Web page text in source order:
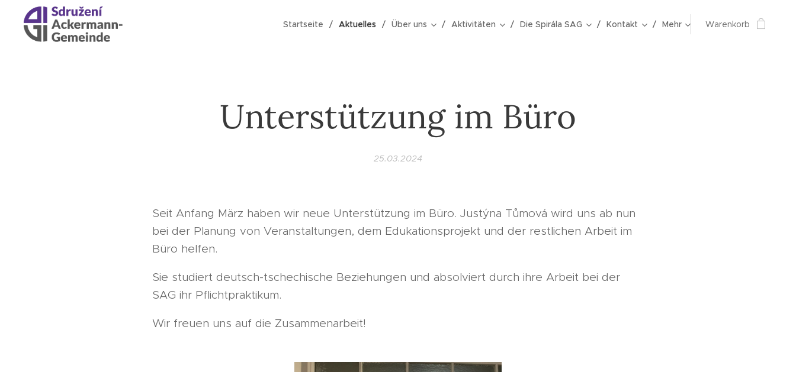
Startseite Aktuelles Über uns Aktivitäten Die Spirála SAG Kontakt Mehr Warenkorb
Unterstützung im Büro
25.03.2024
Seit Anfang März haben wir neue Unterstützung im Büro. Justýna Tůmová wird uns ab nun
bei der Planung von Veranstaltungen, dem Edukationsprojekt und der restlichen Arbeit im
Büro helfen.
Sie studiert deutsch-tschechische Beziehungen und absolviert durch ihre Arbeit bei der
SAG ihr Pflichtpraktikum.
Wir freuen uns auf die Zusammenarbeit!